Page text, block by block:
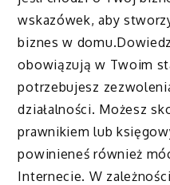
wskazówek, aby
biznes w
obowiązują w Twoim
potrzebujesz
działalności. Możesz
prawnikiem lub
powinieneś również
Internecie. W